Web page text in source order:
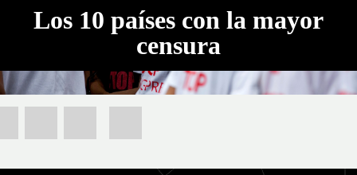
Los 10 países con la mayor
censura